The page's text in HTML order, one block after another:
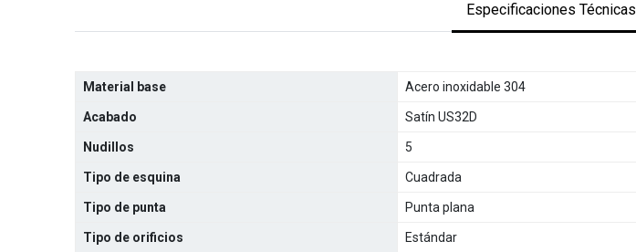
Especificaciones Técnicas
Material base Acero inoxidable 304
Acabado Satín US32D
Nudillos 5
Tipo de esquina Cuadrada
Tipo de punta Punta plana
Tipo de orificios Estándar